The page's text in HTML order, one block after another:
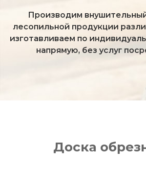
Производим
лесопильной продукции
изготавливаем по
напрямую, без услуг
Доска